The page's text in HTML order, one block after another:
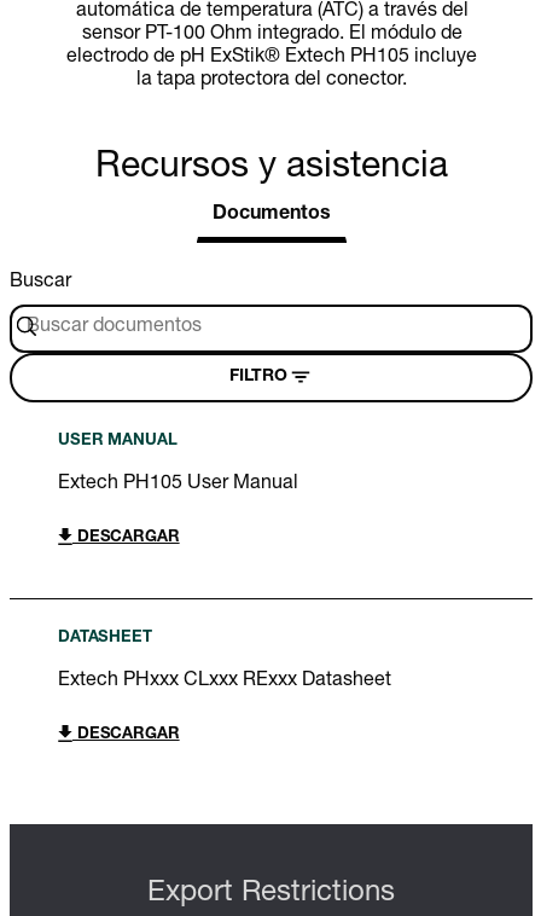
automática de temperatura (ATC) a través del
sensor PT-100 Ohm integrado. El módulo de
electrodo de pH ExStik® Extech PH105 incluye
la tapa protectora del conector.
Recursos y asistencia
Documentos
Buscar
FILTRO
USER MANUAL
Extech PH105 User Manual
DESCARGAR
DATASHEET
Extech PHxxx CLxxx RExxx Datasheet
DESCARGAR
Export Restrictions